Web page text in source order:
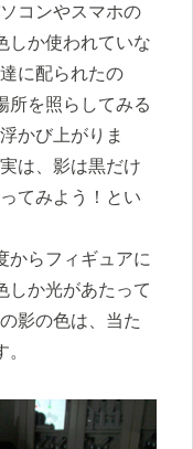
コンやスマホの
しか使われていな
に配られたの
所を照らしてみる
かび上がりま
は、影は黒だけ
てみよう！とい
からフィギュアに
しか光があたって
影の色は、当た